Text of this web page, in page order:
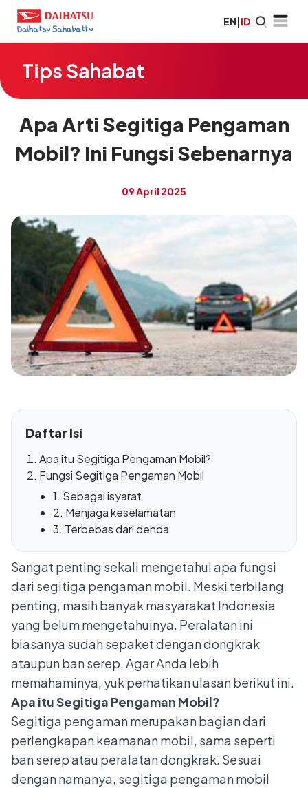
EN|ID
Tips Sahabat
Apa Arti Segitiga Pengaman
Mobil? Ini Fungsi Sebenarnya
09 April 2025
Daftar Isi
Apa itu Segitiga Pengaman Mobil?
Fungsi Segitiga Pengaman Mobil
1. Sebagai isyarat
2. Menjaga keselamatan
3. Terbebas dari denda
Sangat penting sekali mengetahui apa fungsi
dari segitiga pengaman mobil. Meski terbilang
penting, masih banyak masyarakat Indonesia
yang belum mengetahuinya. Peralatan ini
biasanya sudah sepaket dengandongkrak
ataupunban serep. Agar Anda lebih
memahaminya, yuk perhatikan ulasan berikut ini.
Apa itu Segitiga Pengaman Mobil?
Segitiga pengaman merupakan bagian dari
perlengkapan keamanan mobil, sama seperti
ban serep atau peralatan dongkrak. Sesuai
dengan namanya, segitiga pengaman mobil